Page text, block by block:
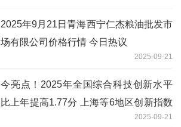
2025年9月21日青海西宁仁杰粮油批发市
场有限公司价格行情 今日热议
2025-09-21
今亮点！2025年全国综合科技创新水平
比上年提高1.77分 上海等6地区创新指数
2025-09-21